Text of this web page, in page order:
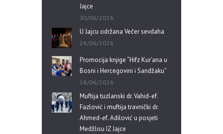
Jajce
30/06/2026
U Jajcu održana Večer sevdaha
24/06/2026
Promocija knjige “Hifz Kur’ana u
Bosni i Hercegovini i Sandžaku”
18/06/2026
Muftija tuzlanski dr. Vahid-ef.
Fazlović i muftija travnički dr.
Ahmed-ef. Adilović u posjeti
Medžlisu IZ Jajce